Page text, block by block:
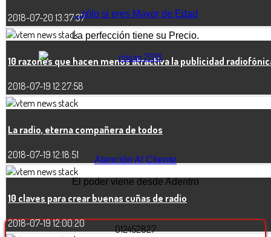
2018-07-20 13:37:37
10 razones que hacen menos atractiva la publicidad
2018-07-19 12:27:58
La radio, eterna compañera de todos
2018-07-19 12:18:51
10 claves para crear buenas cuñas de radio
2018-07-19 12:00:20
...sólo si eres Mayor de Edad
La perfección tiene su Precio.
Atención Al Cliente
El poder viene desde Adentro
012452827